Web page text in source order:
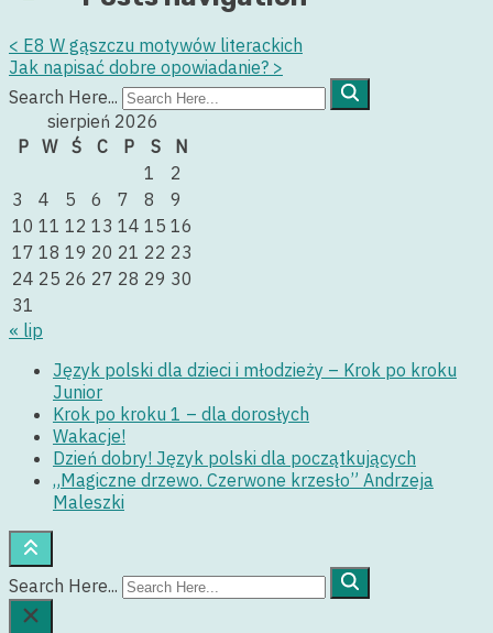
< E8 W gąszczu motywów literackich
Jak napisać dobre opowiadanie? >
Search Here...
sierpień 2026
P W Ś C P S
N
1
2
3
4 5 6 7 8
9
10 11 12 13 14 15 16
17 18 19 20 21 22 23
24 25 26 27 28 29 30
31
« lip
Język polski dla dzieci i młodzieży – Krok po kroku
Junior
Krok po kroku 1 – dla dorosłych
Wakacje!
Dzień dobry! Język polski dla początkujących
„Magiczne drzewo. Czerwone krzesło” Andrzeja
Maleszki
Search Here...